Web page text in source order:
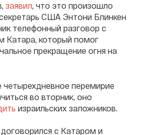
заявил, что это произошло
США Энтони Блинкен
телефонный разговор с
Катара, который помог
прекращение огня на
перемирие
во вторник, оно
израильских заложников.
с Катаром и